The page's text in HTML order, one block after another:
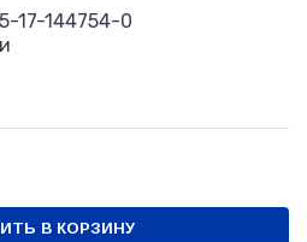
17-144754-0
В КОРЗИНУ